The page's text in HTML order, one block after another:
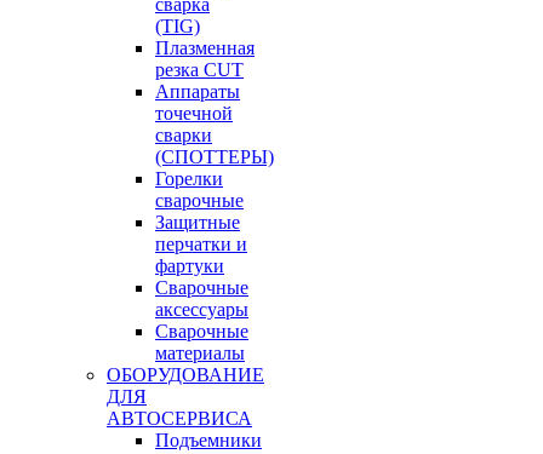
(TIG)
Плазменная
резка CUT
Аппараты
точечной
сварки
(СПОТТЕРЫ)
Горелки
сварочные
Защитные
перчатки и
фартуки
Сварочные
аксессуары
Сварочные
материалы
ОБОРУДОВАНИЕ
ДЛЯ
АВТОСЕРВИСА
Подъемники